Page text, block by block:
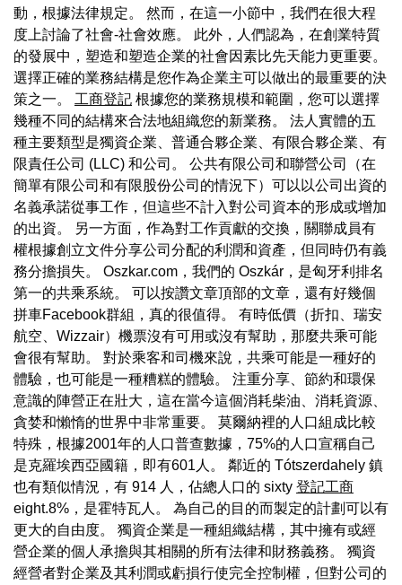
動，根據法律規定。 然而，在這一小節中，我們在很大程
度上討論了社會-社會效應。 此外，人們認為，在創業特質
的發展中，塑造和塑造企業的社會因素比先天能力更重要。
選擇正確的業務結構是您作為企業主可以做出的最重要的決
策之一。 工商登記 根據您的業務規模和範圍，您可以選擇
幾種不同的結構來合法地組織您的新業務。 法人實體的五
種主要類型是獨資企業、普通合夥企業、有限合夥企業、有
限責任公司 (LLC) 和公司。 公共有限公司和聯營公司（在
簡單有限公司和有限股份公司的情況下）可以以公司出資的
名義承諾從事工作，但這些不計入對公司資本的形成或增加
的出資。 另一方面，作為對工作貢獻的交換，關聯成員有
權根據創立文件分享公司分配的利潤和資產，但同時仍有義
務分擔損失。 Oszkar.com，我們的 Oszkár，是匈牙利排名
第一的共乘系統。 可以按讚文章頂部的文章，還有好幾個
拼車Facebook群組，真的很值得。 有時低價（折扣、瑞安
航空、Wizzair）機票沒有可用或沒有幫助，那麼共乘可能
會很有幫助。 對於乘客和司機來說，共乘可能是一種好的
體驗，也可能是一種糟糕的體驗。 注重分享、節約和環保
意識的陣營正在壯大，這在當今這個消耗柴油、消耗資源、
貪婪和懶惰的世界中非常重要。 莫爾納裡的人口組成比較
特殊，根據2001年的人口普查數據，75%的人口宣稱自己
是克羅埃西亞國籍，即有601人。 鄰近的 Tótszerdahely 鎮
也有類似情況，有 914 人，佔總人口的 sixty 登記工商
eight.8%，是霍特瓦人。 為自己的目的而製定的計劃可以有
更大的自由度。 獨資企業是一種組織結構，其中擁有或經
營企業的個人承擔與其相關的所有法律和財務義務。 獨資
經營者對企業及其利潤或虧損行使完全控制權，但對公司的